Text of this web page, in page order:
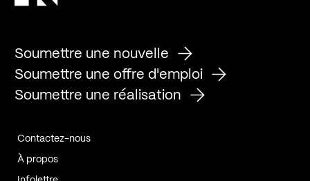
Soumettre une nouvelle
Soumettre une offre d'emploi
Soumettre une réalisation
Contactez-nous
À propos